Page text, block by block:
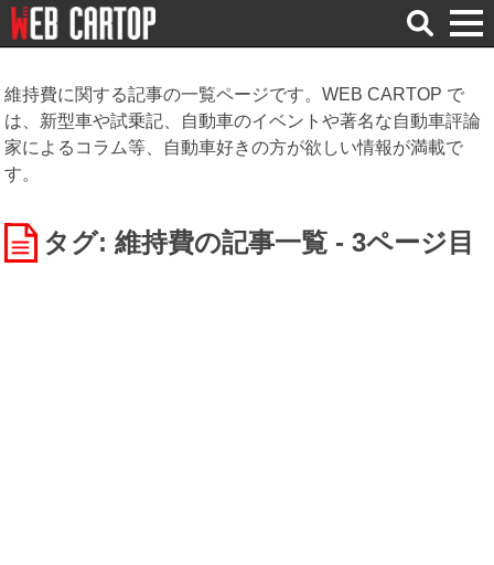
検
索
維持費に関する記事の一覧ページです。WEB CARTOP で
は、新型車や試乗記、自動車のイベントや著名な自動車評論
家によるコラム等、自動車好きの方が欲しい情報が満載で
す。
タグ: 維持費の記事一覧 - 3ページ目